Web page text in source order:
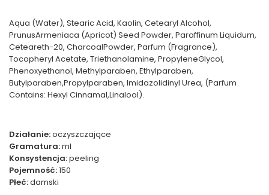
Aqua (Water), Stearic Acid, Kaolin, Cetearyl Alcohol,
PrunusArmeniaca (Apricot) Seed Powder, Paraffinum Liquidum,
Ceteareth-20, CharcoalPowder, Parfum (Fragrance),
Tocopheryl Acetate, Triethanolamine, PropyleneGlycol,
Phenoxyethanol, Methylparaben, Ethylparaben,
Butylparaben,Propylparaben, Imidazolidinyl Urea, (Parfum
Contains: Hexyl Cinnamal,Linalool).
Działanie:oczyszczające
Gramatura:ml
Konsystencja:peeling
Pojemność:150
Płeć:damski